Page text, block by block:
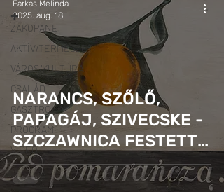
✚
ZAKOPANE
AKTÍV/TERMÉSZET
VÁROS/KULTÚRA
CSALÁD
GASZTRO
PROGRAM
VIDEÓ
NARANCS, SZŐLŐ,
PAPAGÁJ, SZIVECSKE -
SZCZAWNICA FESTETT
TÁBLÁI
Farkas Melinda
2025. aug. 18.